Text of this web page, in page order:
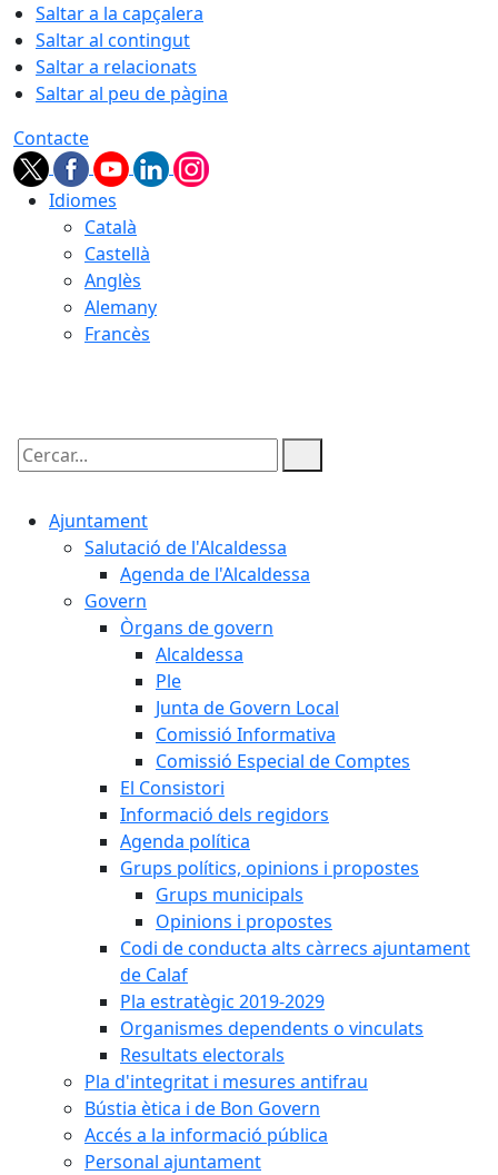
Saltar a la capçalera
Saltar al contingut
Saltar a relacionats
Saltar al peu de pàgina
Contacte
Idiomes
Català
Castellà
Anglès
Alemany
Francès
Cercar:
Ajuntament
Salutació de l'Alcaldessa
Agenda de l'Alcaldessa
Govern
Òrgans de govern
Alcaldessa
Ple
Junta de Govern Local
Comissió Informativa
Comissió Especial de Comptes
El Consistori
Informació dels regidors
Agenda política
Grups polítics, opinions i propostes
Grups municipals
Opinions i propostes
Codi de conducta alts càrrecs ajuntament
de Calaf
Pla estratègic 2019-2029
Organismes dependents o vinculats
Resultats electorals
Pla d'integritat i mesures antifrau
Bústia ètica i de Bon Govern
Accés a la informació pública
Personal ajuntament